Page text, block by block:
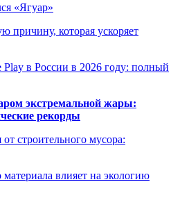
«Ягуар»
причину, которая ускоряет
в России в 2026 году: полный
экстремальной жары:
рекорды
строительного мусора:
влияет на экологию